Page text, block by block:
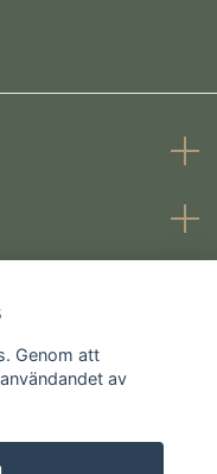
Genom att
av